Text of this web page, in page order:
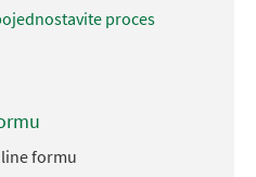
proces
formu